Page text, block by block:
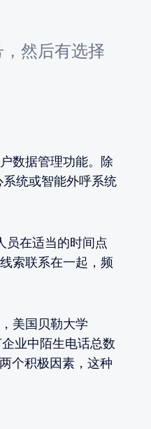
然后有选择
数据管理功能。除
统或智能外呼系统
员在适当的时间点
索联系在一起，频
美国贝勒大学
业中陌生电话总数
个积极因素，这种